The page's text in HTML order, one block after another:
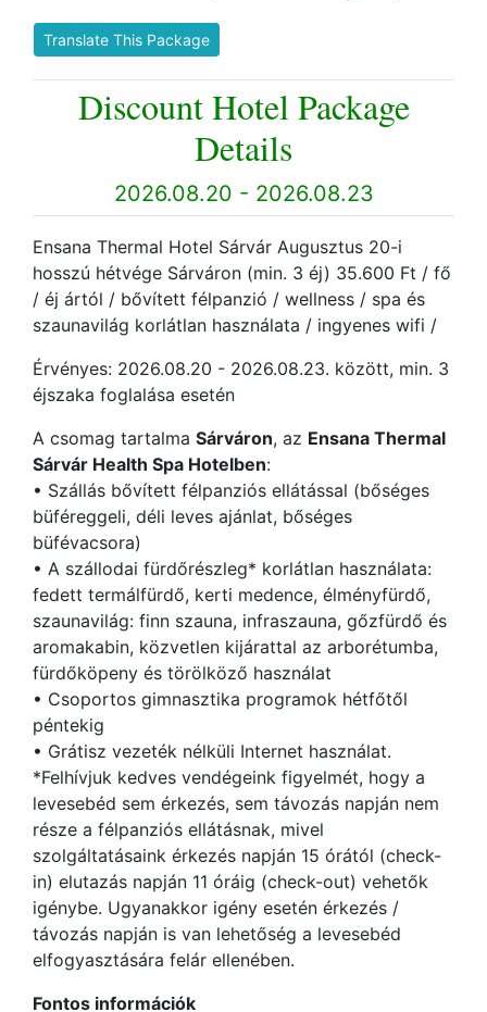
Translate This Package
Discount Hotel Package
Details
2026.08.20 - 2026.08.23
Ensana Thermal Hotel Sárvár Augusztus 20-i
hosszú hétvége Sárváron (min. 3 éj) 35.600 Ft / fő
/ éj ártól / bővített félpanzió / wellness / spa és
szaunavilág korlátlan használata / ingyenes wifi /
Érvényes: 2026.08.20 - 2026.08.23. között, min. 3
éjszaka foglalása esetén
A csomag tartalma Sárváron, az Ensana Thermal
Sárvár Health Spa Hotelben:
• Szállás bővített félpanziós ellátással (bőséges
büféreggeli, déli leves ajánlat, bőséges
büfévacsora)
• A szállodai fürdőrészleg* korlátlan használata:
fedett termálfürdő, kerti medence, élményfürdő,
szaunavilág: finn szauna, infraszauna, gőzfürdő és
aromakabin, közvetlen kijárattal az arborétumba,
fürdőköpeny és törölköző használat
• Csoportos gimnasztika programok hétfőtől
péntekig
• Grátisz vezeték nélküli Internet használat.
*Felhívjuk kedves vendégeink figyelmét, hogy a
levesebéd sem érkezés, sem távozás napján nem
része a félpanziós ellátásnak, mivel
szolgáltatásaink érkezés napján 15 órától (check-
in) elutazás napján 11 óráig (check-out) vehetők
igénybe. Ugyanakkor igény esetén érkezés /
távozás napján is van lehetőség a levesebéd
elfogyasztására felár ellenében.
Fontos információk